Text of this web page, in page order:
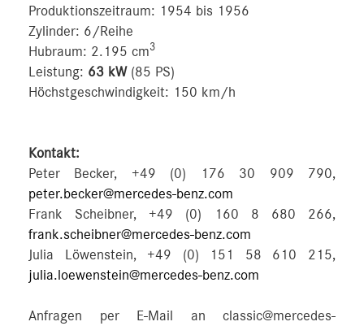
Produktionszeitraum: 1954 bis 1956
Zylinder: 6/Reihe
Hubraum: 2.195 cm3
Leistung: 63 kW(85 PS)
Höchstgeschwindigkeit: 150 km/h
Kontakt:
Peter Becker, +49 (0) 176 30 909 790,
peter.becker@mercedes-benz.com
Frank Scheibner, +49 (0) 160 8 680 266,
frank.scheibner@mercedes-benz.com
Julia Löwenstein, +49 (0) 151 58 610 215,
julia.loewenstein@mercedes-benz.com
Anfragen per E-Mail an classic@mercedes-